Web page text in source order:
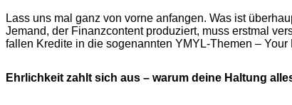
Lass uns mal ganz von vorne anfangen. Was ist
Jemand, der Finanzcontent produziert, muss erstmal
fallen Kredite in die sogenannten YMYL-Themen –
Ehrlichkeit zahlt sich aus – warum deine Haltung